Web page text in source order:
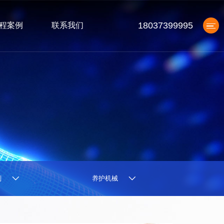
案例 联系我们 18037399995
产品中心
养护机械